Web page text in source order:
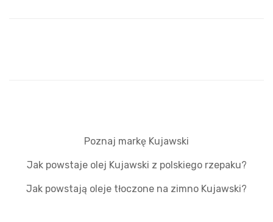
Poznaj markę Kujawski
Jak powstaje olej Kujawski z polskiego rzepaku?
Jak powstają oleje tłoczone na zimno Kujawski?